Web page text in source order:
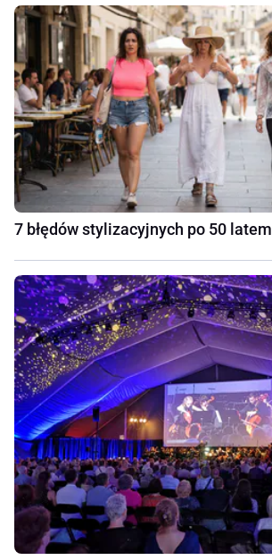
7 błędów stylizacyjnych po 50 latem